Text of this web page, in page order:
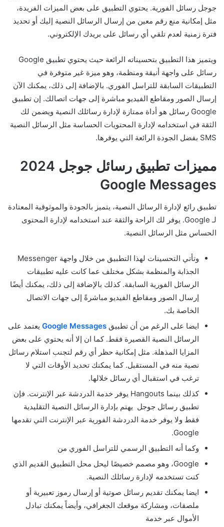
جوجل رسائل الفورية. يحتوي التطبيق على بعض الميزات الفريدة،
مثل إمكانية منع رقم معين من إرسال الرسائل النصية إليك أو تحديد
فترة زمنية لعدم تلقي أي رسائل على بريدك الإلكتروني.
ويتميز هذا التطبيق بتحسيناته الرائعة حيث يحتوي تطبيق Google
رسائل على واجهة أنيقة ومنظمة، وهو ميزة غير متوفرة في
التطبيقات السابقة للتراسل الفوري. بالإضافة إلى ذلك، يمكنك الآن
إرسال الصور ومقاطع الفيديو مباشرة إلى جهات اتصالك. إن تطبيق
Google رسائل هو أداة ممتازة لإدارة رسائلك النصية ويضمن لك
الثقة في استخدامه لإدارة المحتويات الحساسة مثل الرسائل النصية
SMS بفضل الجودة الرائعة التي يوفرها.
مميزات تطبيق رسائل جوجل 2024
Google Messages
تطبيق رائع لإدارة الرسائل النصية، يتميز بالجودة والموثوقية المعتادة
لـ Google. يوفر لك الراحة والثقة عند استخدامه لإدارة المحتوى
الحساس مثل الرسائل النصية.
وتأتي التحسينات لهذا التطبيق من خلال واجهة Messenger
الجذابة والمنظمة بشكل مختلف عما كانت عليه تطبيقات
الرسائل الفورية السابقة. كذلك بالإضافة إلى ذلك، يمكنك أيضًا
إرسال الصور ومقاطع الفيديو مباشرةً إلى جهات الاتصال
الخاصة بك.
ايضا على الرغم من أن تطبيق Google Messages يعتمد على
الرسائل النصية القصيرة فقط. كما ان إلا أنه يحتوي على بعض
المزايا المذهلة. مثل إمكانية حظر أي رقم لتجنب استلام رسائل
نصية منه في المستقبل. كما يمكنك تحديد الأوقات التي لا
ترغب في استقبال أي رسائل خلالها.
كذلك بينما Hangouts يوفر خدمة الدردشة عبر الإنترنت. فإن
تطبيق رسائل جوجل يهتم بإدارة الرسائل النصية التقليدية
فقط ولا يوفر خدمة الدردشة الفورية عبر الإنترنت التي تقدمها
Google.
وكما أنه التطبيق الرسمي للتراسل الفوري من
Google، وهو مصمم خصيصًا ليحل محل التطبيق القديم الذي
كنت تستخدمه لإدارة رسائلك النصية.
ايضا يمكنك تقديم رسائل صوتية أو إرسال رموز تعبيرية أو
ملصقات، ومشاركة موقعك الجغرافي، وأيضاً يمكنك تبادل
الأموال عبر خدمة